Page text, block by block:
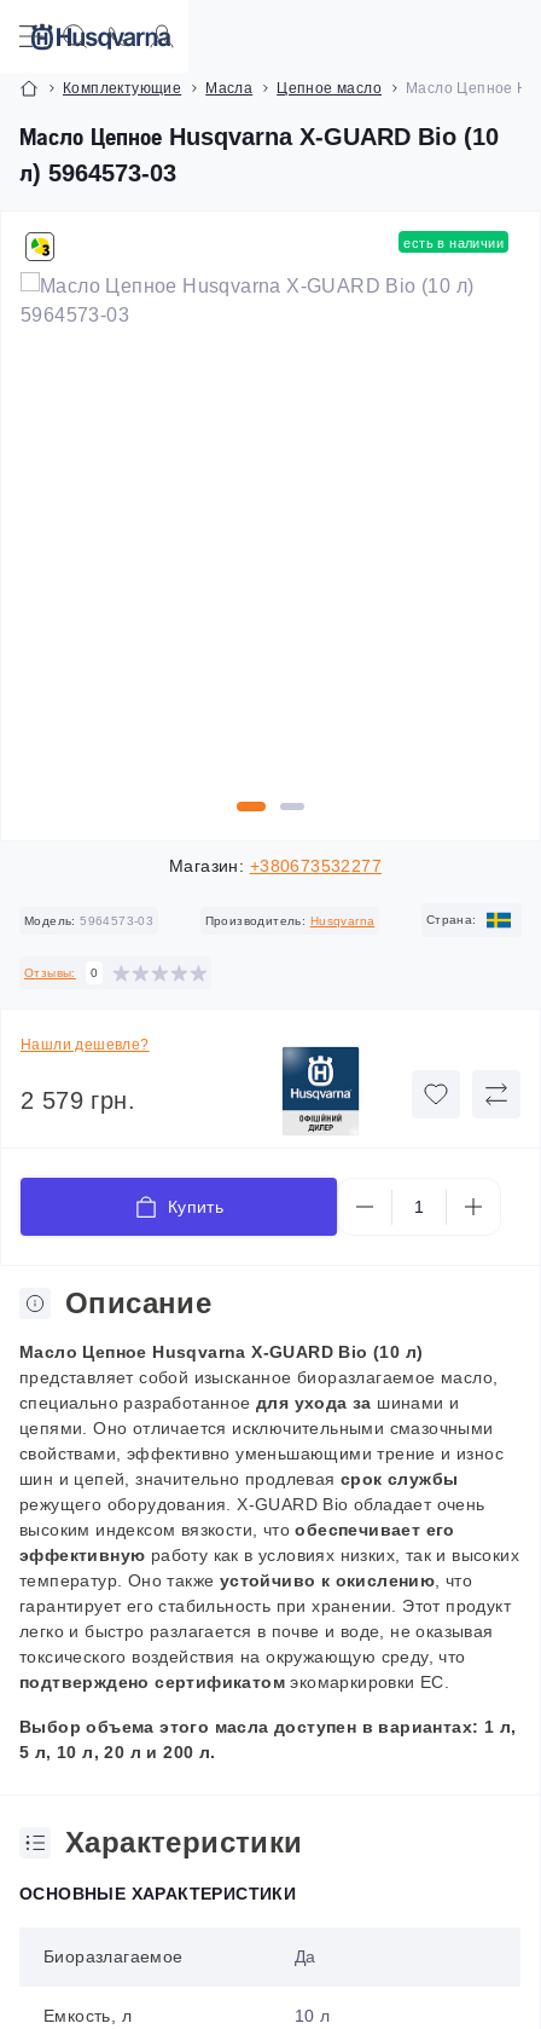
Комплектующие Масла Цепное масло Масло Цепное
Масло Цепное Husqvarna X-GUARD Bio (10
л) 5964573-03
есть в наличии
Магазин: +380673532277
Модель: 5964573-03 Производитель: Husqvarna Cтрана:
Отзывы: 0
Нашли дешевле?
2 579 грн.
Купить
Описание
Масло Цепное HusqvarnaX-GUARD Bio (10 л)
представляет собой изысканное биоразлагаемое масло,
специально разработанное для ухода за шинами и
цепями. Оно отличается исключительными смазочными
свойствами, эффективно уменьшающими трение и износ
шин и цепей, значительно продлевая срок службы
режущего оборудования. X-GUARD Bio обладает очень
высоким индексом вязкости, чтообеспечивает его
эффективную работу как в условиях низких, так и высоких
температур. Оно также устойчиво к окислению , что
гарантирует его стабильность при хранении. Этот продукт
легко и быстро разлагается в почве и воде, не оказывая
токсического воздействия на окружающую среду, что
подтверждено сертификатом экомаркировки ЕС.
Выбор объема этого масла доступен в вариантах: 1 л,
5 л, 10 л, 20 л и 200 л.
Характеристики
ОСНОВНЫЕ ХАРАКТЕРИСТИКИ
Биоразлагаемое Да
Емкость, л 10 л